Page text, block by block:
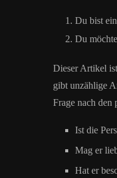
Du bist
Du
Dieser Artikel
gibt unzählige
Frage nach den
Ist die
Mag er
Hat er